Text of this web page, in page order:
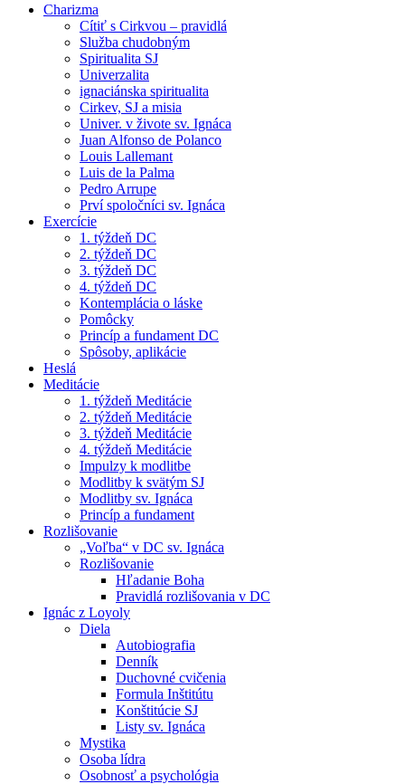
Charizma
Cítiť s Cirkvou – pravidlá
Služba chudobným
Spiritualita SJ
Univerzalita
ignaciánska spiritualita
Cirkev, SJ a misia
Univer. v živote sv. Ignáca
Juan Alfonso de Polanco
Louis Lallemant
Luis de la Palma
Pedro Arrupe
Prví spoločníci sv. Ignáca
Exercície
1. týždeň DC
2. týždeň DC
3. týždeň DC
4. týždeň DC
Kontemplácia o láske
Pomôcky
Princíp a fundament DC
Spôsoby, aplikácie
Heslá
Meditácie
1. týždeň Meditácie
2. týždeň Meditácie
3. týždeň Meditácie
4. týždeň Meditácie
Impulzy k modlitbe
Modlitby k svätým SJ
Modlitby sv. Ignáca
Princíp a fundament
Rozlišovanie
„Voľba“ v DC sv. Ignáca
Rozlišovanie
Hľadanie Boha
Pravidlá rozlišovania v DC
Ignác z Loyoly
Diela
Autobiografia
Denník
Duchovné cvičenia
Formula Inštitútu
Konštitúcie SJ
Listy sv. Ignáca
Mystika
Osoba lídra
Osobnosť a psychológia